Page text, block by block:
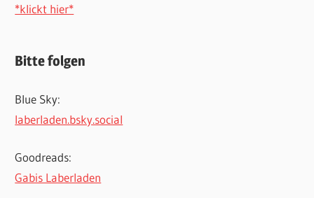
*klickt hier*
Bitte folgen
Blue Sky:
laberladen.bsky.social
Goodreads:
Gabis Laberladen